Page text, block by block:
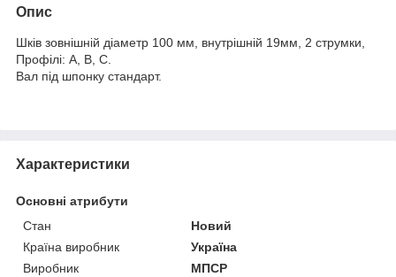
Опис
Шків зовнішній діаметр 100 мм, внутрішній 19мм, 2 струмки,
Профілі: А, В, С.
Вал під шпонку стандарт.
Характеристики
Основні атрибути
Стан
Новий
Країна виробник
Україна
Виробник
МПСР